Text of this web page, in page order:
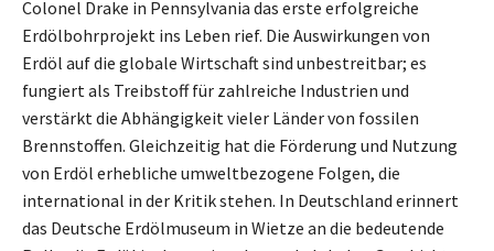
Colonel Drake in Pennsylvania das erste erfolgreiche
Erdölbohrprojekt ins Leben rief. Die Auswirkungen von
Erdöl auf die globale Wirtschaft sind unbestreitbar; es
fungiert als Treibstoff für zahlreiche Industrien und
verstärkt die Abhängigkeit vieler Länder von fossilen
Brennstoffen. Gleichzeitig hat die Förderung und Nutzung
von Erdöl erhebliche umweltbezogene Folgen, die
international in der Kritik stehen. In Deutschland erinnert
das Deutsche Erdölmuseum in Wietze an die bedeutende